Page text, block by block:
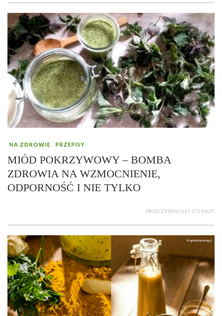
NA ZDROWIE PRZEPISY
MIÓD POKRZYWOWY – BOMBA
ZDROWIA NA WZMOCNIENIE,
ODPORNOŚĆ I NIE TYLKO
PRZECZYTANO 117 173 RAZY